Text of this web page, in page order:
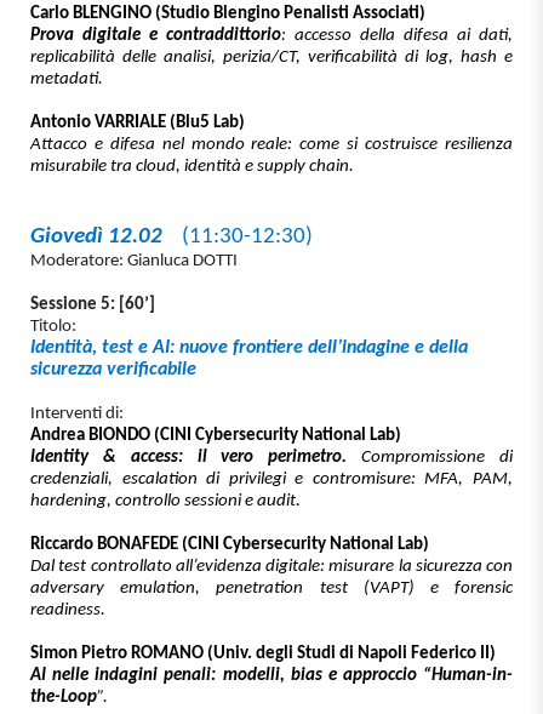
Carlo BLENGINO (Studio Blengino Penalisti Associati)
Prova digitale e contraddittorio: accesso della difesa ai dati,
replicabilità delle analisi, perizia/CT, verificabilità di log, hash e
metadati.
Antonio VARRIALE (Blu5 Lab)
Attacco e difesa nel mondo reale: come si costruisce resilienza
misurabile tra cloud, identità e supply chain.
Giovedì 12.02 (11:30-12:30)
Moderatore: Gianluca DOTTI
Sessione 5: [60’]
Titolo:
Identità, test e AI: nuove frontiere dell’indagine e della
sicurezza verificabile
Interventi di:
Andrea BIONDO (CINI Cybersecurity National Lab)
Identity & access: il vero perimetro.Compromissione di
credenziali, escalation di privilegi e contromisure: MFA, PAM,
hardening, controllo sessioni e audit.
Riccardo BONAFEDE (CINI Cybersecurity National Lab)
Dal test controllato all’evidenza digitale: misurare la sicurezza con
adversary emulation, penetration test (VAPT) e forensic
readiness.
Simon Pietro ROMANO (Univ. degli Studi di Napoli Federico II)
AI nelle indagini penali: modelli, bias e approccio “Human-in-
the-Loop”.